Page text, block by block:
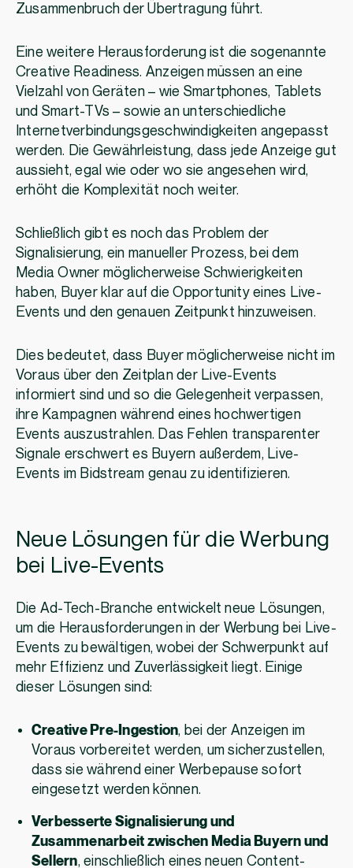
Zusammenbruch der Übertragung führt.
Eine weitere Herausforderung ist die sogenannte
Creative Readiness. Anzeigen müssen an eine
Vielzahl von Geräten – wie Smartphones, Tablets
und Smart-TVs – sowie an unterschiedliche
Internetverbindungsgeschwindigkeiten angepasst
werden. Die Gewährleistung, dass jede Anzeige gut
aussieht, egal wie oder wo sie angesehen wird,
erhöht die Komplexität noch weiter.
Schließlich gibt es noch das Problem der
Signalisierung, ein manueller Prozess, bei dem
Media Owner möglicherweise Schwierigkeiten
haben, Buyer klar auf die Opportunity eines Live-
Events und den genauen Zeitpunkt hinzuweisen.
Dies bedeutet, dass Buyer möglicherweise nicht im
Voraus über den Zeitplan der Live-Events
informiert sind und so die Gelegenheit verpassen,
ihre Kampagnen während eines hochwertigen
Events auszustrahlen. Das Fehlen transparenter
Signale erschwert es Buyern außerdem, Live-
Events im Bidstream genau zu identifizieren.
Neue Lösungen für die Werbung
bei Live-Events
Die Ad-Tech-Branche entwickelt neue Lösungen,
um die Herausforderungen in der Werbung bei Live-
Events zu bewältigen, wobei der Schwerpunkt auf
mehr Effizienz und Zuverlässigkeit liegt. Einige
dieser Lösungen sind:
Creative Pre-Ingestion, bei der Anzeigen im
Voraus vorbereitet werden, um sicherzustellen,
dass sie während einer Werbepause sofort
eingesetzt werden können.
Verbesserte Signalisierung und
Zusammenarbeit zwischen Media Buyern und
Sellern, einschließlich eines neuen Content-